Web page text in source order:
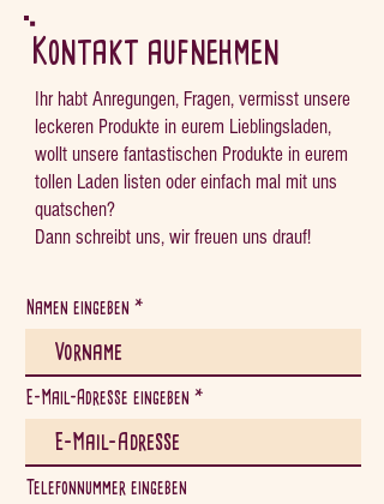
Kontakt aufnehmen
Ihr habt Anregungen, Fragen, vermisst unsere
leckeren Produkte in eurem Lieblingsladen,
wollt unsere fantastischen Produkte in eurem
tollen Laden listen oder einfach mal mit uns
quatschen?
Dann schreibt uns, wir freuen uns drauf!
Namen eingeben
E-Mail-Adresse eingeben
Telefonnummer eingeben